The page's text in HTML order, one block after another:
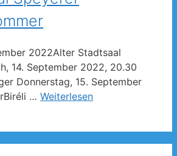
2022Alter Stadtsaal
14. September 2022, 20.30
Donnerstag, 15. September
… Weiterlesen